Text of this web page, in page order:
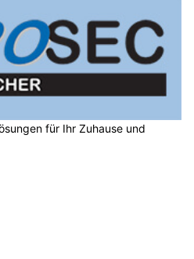
für Ihr Zuhause und